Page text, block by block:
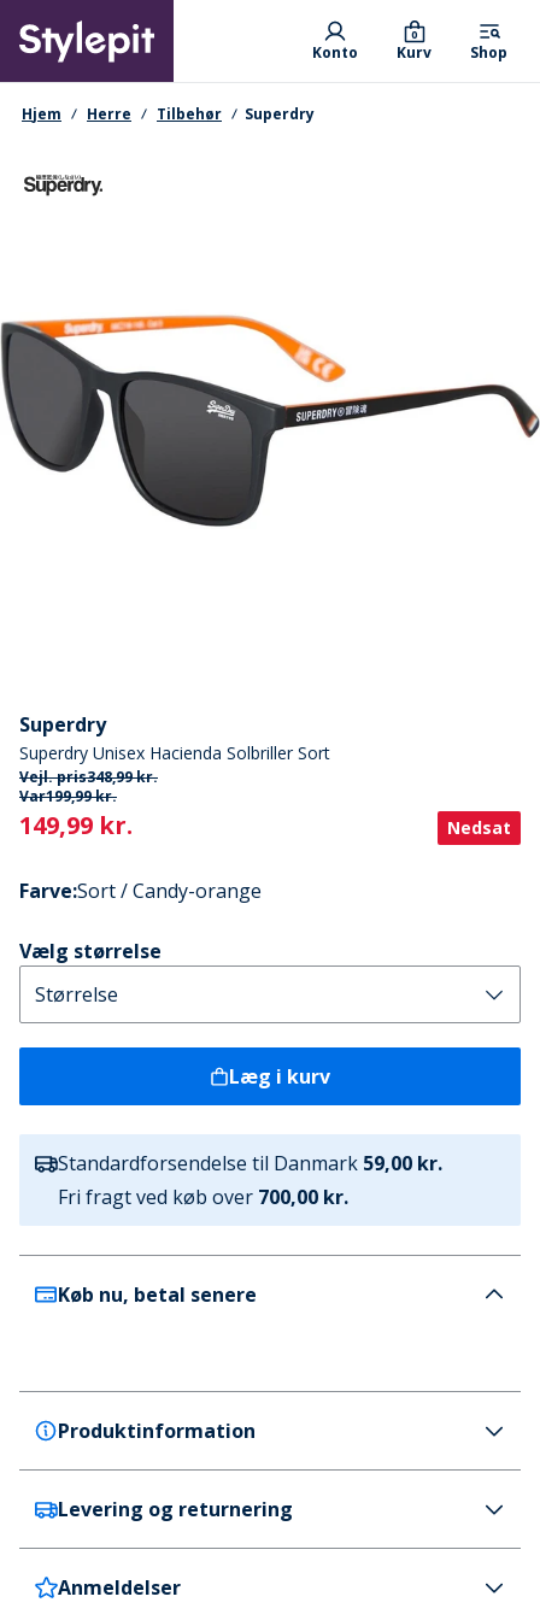
main
content
Primary departments
Konto Kurv
0
Shop
navigationssti
Hjem Herre Tilbehør Superdry
Superdry
Superdry Unisex Hacienda Solbriller Sort
Vejl. pris348,99 kr.
Var199,99 kr.
Current
149,99 kr. Nedsat
Farve:Sort / Candy-orange
Vælg størrelse
Læg i kurv
Standardforsendelse til Danmark 59,00 kr.
Fri fragt ved køb over 700,00 kr.
Køb nu, betal senere
Produktinformation
Superdry
Superdry Unisex Hacienda Solbriller Sort
Farve
Sort / Candy-orange
Levering og returnering
Danmark
59 kr. (700 kr.+ GRATIS)
Anmeldelser